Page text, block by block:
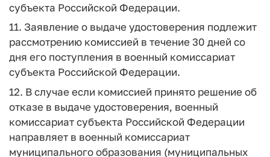
субъекта Российской Федерации.
11. Заявление о выдаче удостоверения подлежит
рассмотрению комиссией в течение 30 дней со
дня его поступления в военный комиссариат
субъекта Российской Федерации.
12. В случае если комиссией принято решение об
отказе в выдаче удостоверения, военный
комиссариат субъекта Российской Федерации
направляет в военный комиссариат
муниципального образования (муниципальных